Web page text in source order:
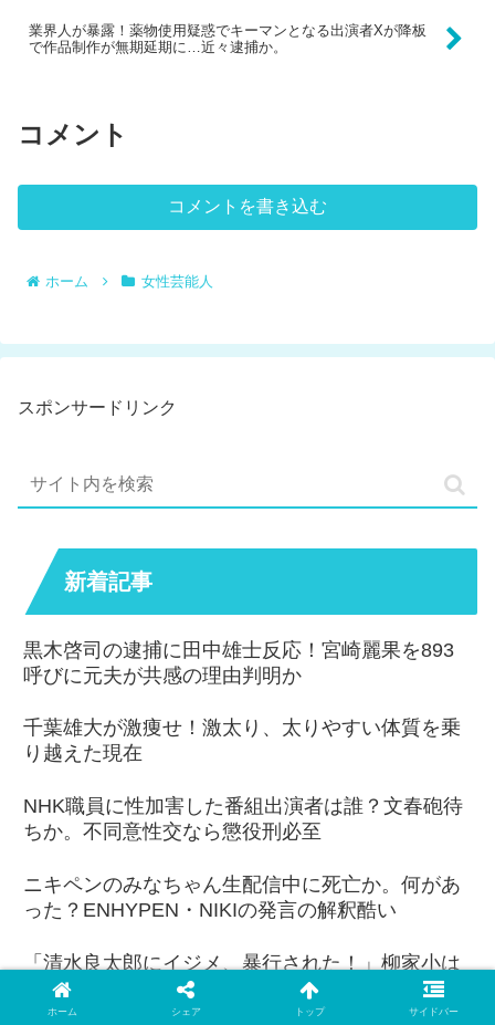
業界人が暴露！薬物使用疑惑でキーマンとなる出演者Xが降板
で作品制作が無期延期に…近々逮捕か。
コメント
コメントを書き込む
ホーム 女性芸能人
スポンサードリンク
新着記事
黒木啓司の逮捕に田中雄士反応！宮崎麗果を893
呼びに元夫が共感の理由判明か
千葉雄大が激痩せ！激太り、太りやすい体質を乗
り越えた現在
NHK職員に性加害した番組出演者は誰？文春砲待
ちか。不同意性交なら懲役刑必至
ニキペンのみなちゃん生配信中に死亡か。何があ
った？ENHYPEN・NIKIの発言の解釈酷い
「清水良太郎にイジメ、暴行された！」柳家小は
だの小学生時代の暴露に賛否両論
ホーム シェア トップ サイドバー